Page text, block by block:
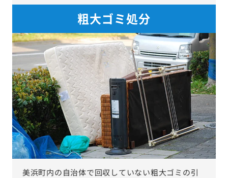
粗大ゴミ処分
美浜町内の自治体で回収していない粗大ゴミの引